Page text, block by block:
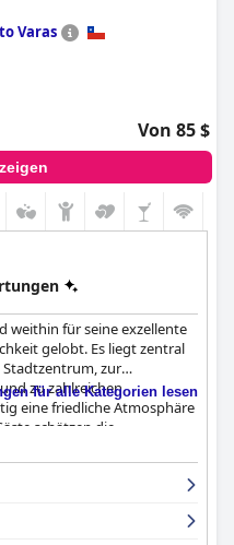
Varas
Von 85 $
weithin für seine exzellente
gelobt. Es liegt zentral
zur
zu zahlreichen
eine friedliche Atmosphäre
schätzen die
zu Fuß zu
Blick auf die
Dienstleistungen wie dem
für alle Kategorien lesen